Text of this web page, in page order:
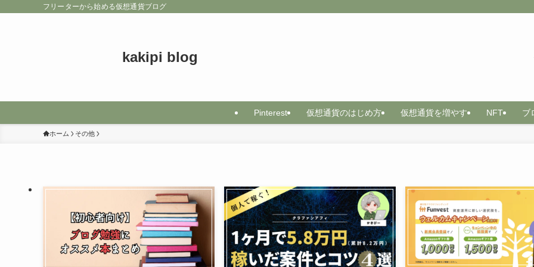
フリーターから始める仮想通貨ブログ
kakipi blog
Pinterest 仮想通貨のはじめ方 仮想通貨を増やす NFT ブ
ホーム その他